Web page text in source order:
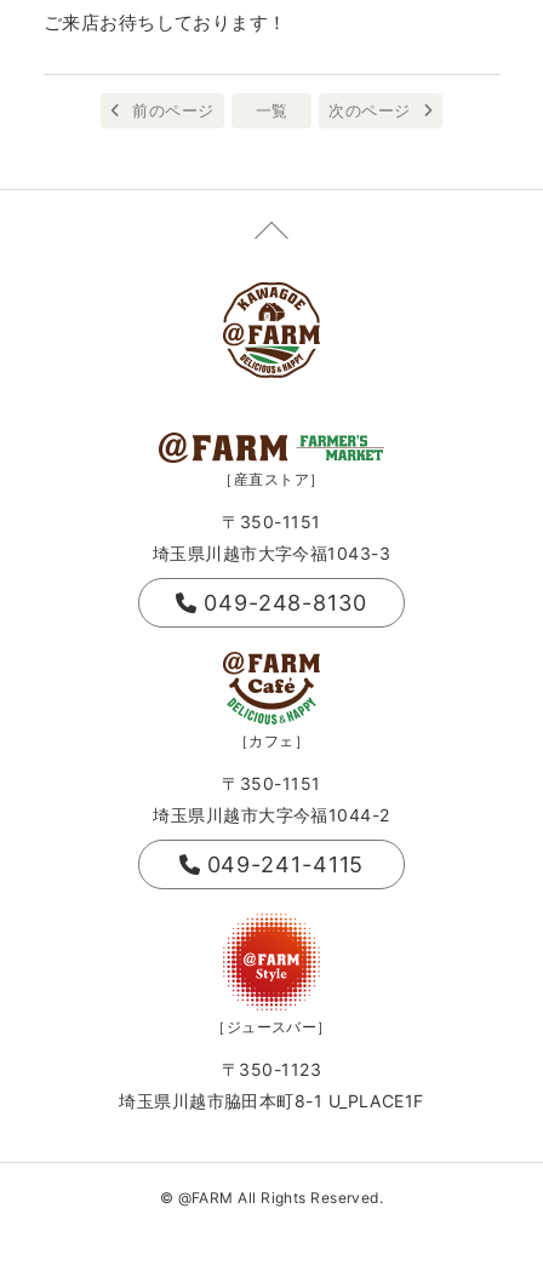
ご来店お待ちしております！
前のページ 一覧 次のページ
［産直ストア］
〒350-1151
埼玉県川越市大字今福1043-3
049-248-8130
［カフェ］
〒350-1151
埼玉県川越市大字今福1044-2
049-241-4115
［ジュースバー］
〒350-1123
埼玉県川越市脇田本町8-1 U_PLACE1F
© @FARM All Rights Reserved.